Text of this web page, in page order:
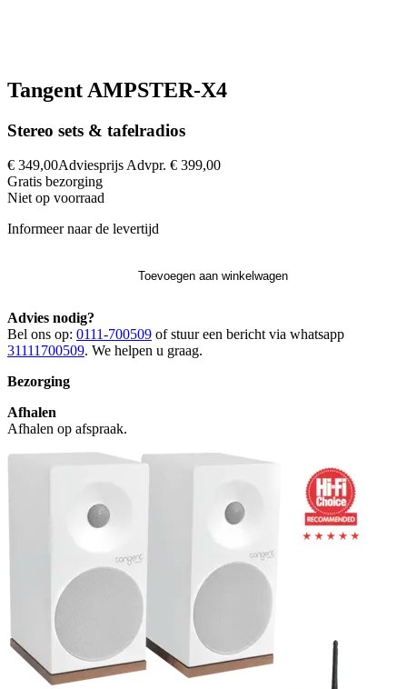
Tangent AMPSTER-X4
Stereo sets & tafelradios
€ 349,00Adviesprijs Advpr. € 399,00
Gratis bezorging
Niet op voorraad
Informeer naar de levertijd
Toevoegen aan winkelwagen
Advies nodig?
Bel ons op: 0111-700509 of stuur een bericht via whatsapp
31111700509. We helpen u graag.
Bezorging
Afhalen
Afhalen op afspraak.